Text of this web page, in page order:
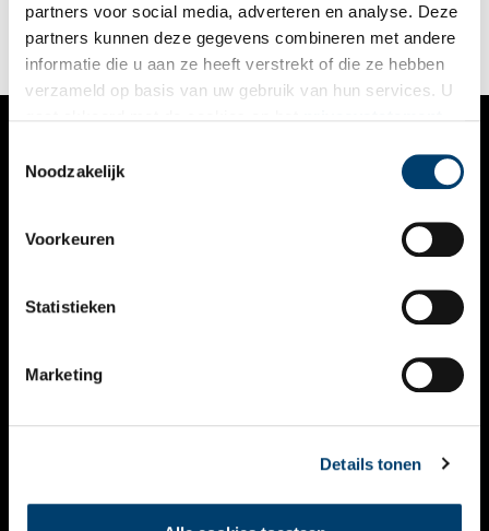
partners voor social media, adverteren en analyse. Deze
partners kunnen deze gegevens combineren met andere
informatie die u aan ze heeft verstrekt of die ze hebben
verzameld op basis van uw gebruik van hun services. U
Noodzakelijk
Voorkeuren
Statistieken
Marketing
Details tonen
VERHALEN
KALENDER
THEMA’S
VIDEO’S
CONTACT